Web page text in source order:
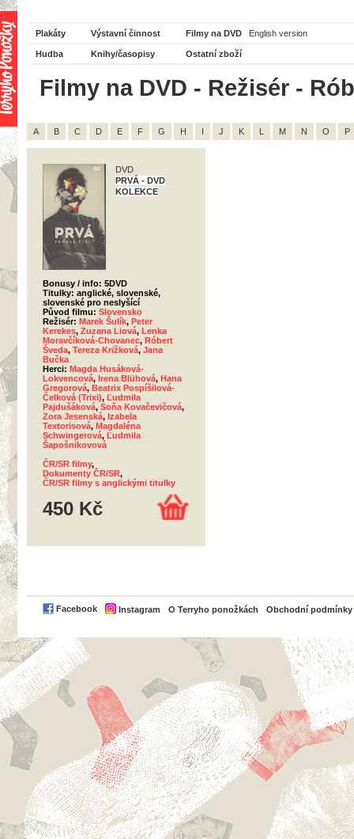
Plakáty Výstavní činnost Filmy na DVD English version
Hudba Knihy/časopisy Ostatní zboží
Filmy na DVD - Režisér -
A B C D E F G H I J K L M N O P
DVD
PRVÁ - DVD
KOLEKCE
Bonusy / info: 5DVD
Titulky: anglické, slovenské,
slovenské pro neslyšící
Původ filmu: Slovensko
Režisér: Marek Šulík, Peter
Kerekes, Zuzana Liová, Lenka
Moravčíková-Chovanec, Róbert
Šveda, Tereza Križková, Jana
Bučka
Herci: Magda Husáková-
Lokvencová, Irena Blühová, Hana
Gregorová, Beatrix Pospíšilová-
Čelková (Trixi), Ľudmila
Pajdušáková, Soňa Kovačevičová,
Zora Jesenská, Izabela
Textorisová, Magdaléna
Schwingerová, Ľudmila
Šapošnikovová
ČR/SR filmy,
Dokumenty ČR/SR,
ČR/SR filmy s anglickými titulky
450 Kč
Facebook Instagram O Terryho ponožkách Obchodní podmínky
PayPal